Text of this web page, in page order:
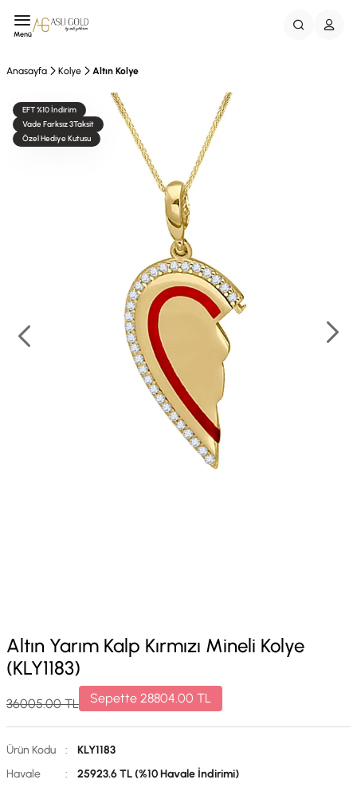
Menü
Anasayfa Kolye Altın Kolye
EFT %10 İndirim
Vade Farksız 3Taksit
Özel Hediye Kutusu
Altın Yarım Kalp Kırmızı Mineli Kolye
(KLY1183)
36005.00TL Sepette 28804.00 TL
Ürün Kodu :
KLY1183
Havale
: 25923.6 TL (%10 Havale İndirimi)